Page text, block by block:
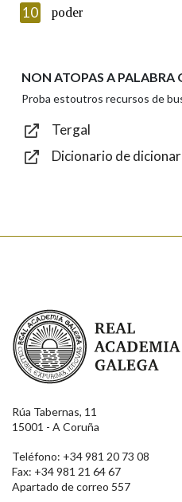
Introduce o código que
Texto de verificación
10 poder
NON ATOPAS A PALABRA
Proba estoutros recursos de
Tergal
Dicionario de
Real Academia Galega
Rúa Tabernas, 11
15001 - A Coruña
Teléfono: +34 981 20 73 08
Fax: +34 981 21 64 67
Apartado de correo 557